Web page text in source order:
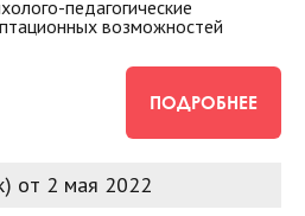
педагогические
возможностей
ПОДРОБНЕЕ
от 2 мая 2022